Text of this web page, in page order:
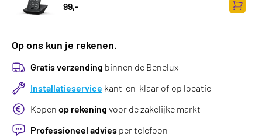
99,-
Op ons kun je rekenen.
Gratis verzending binnen de Benelux
Installatieservice kant-en-klaar of op locatie
Kopen op rekening voor de zakelijke markt
Professioneel advies per telefoon